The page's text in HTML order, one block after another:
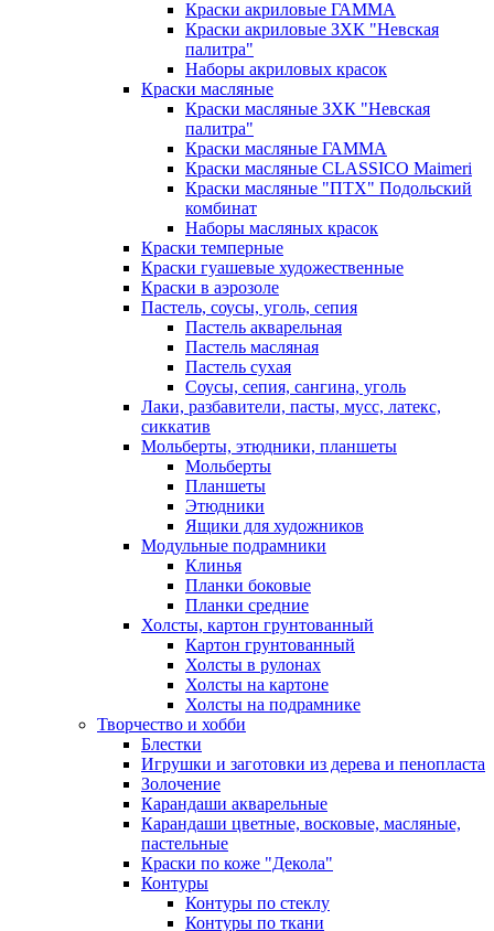
Краски акриловые ГАММА
Краски акриловые ЗХК "Невская
палитра"
Наборы акриловых красок
Краски масляные
Краски масляные ЗХК "Невская
палитра"
Краски масляные ГАММА
Краски масляные CLASSICO Maimeri
Краски масляные "ПТХ" Подольский
комбинат
Наборы масляных красок
Краски темперные
Краски гуашевые художественные
Краски в аэрозоле
Пастель, соусы, уголь, сепия
Пастель акварельная
Пастель масляная
Пастель сухая
Соусы, сепия, сангина, уголь
Лаки, разбавители, пасты, мусс, латекс,
сиккатив
Мольберты, этюдники, планшеты
Мольберты
Планшеты
Этюдники
Ящики для художников
Модульные подрамники
Клинья
Планки боковые
Планки средние
Холсты, картон грунтованный
Картон грунтованный
Холсты в рулонах
Холсты на картоне
Холсты на подрамнике
Творчество и хобби
Блестки
Игрушки и заготовки из дерева и пенопласта
Золочение
Карандаши акварельные
Карандаши цветные, восковые, масляные,
пастельные
Краски по коже "Декола"
Контуры
Контуры по стеклу
Контуры по ткани